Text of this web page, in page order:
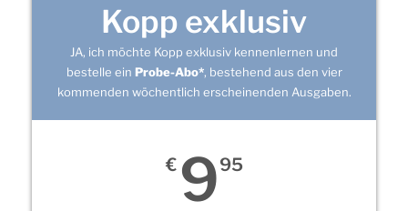
Kopp exklusiv
JA, ich möchte Kopp exklusiv kennenlernen und
bestelle ein Probe-Abo*, bestehend aus den vier
kommenden wöchentlich erscheinenden Ausgaben.
€ 995